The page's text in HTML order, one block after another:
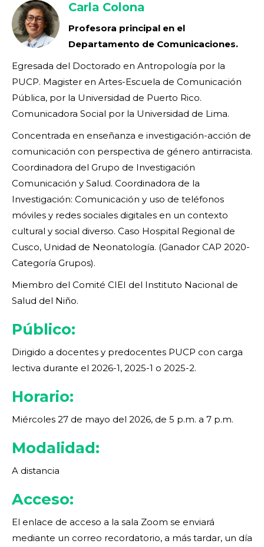
Carla Colona
Profesora principal en el
Departamento de Comunicaciones.
Egresada del Doctorado en Antropología por la
PUCP. Magister en Artes-Escuela de Comunicación
Pública, por la Universidad de Puerto Rico.
Comunicadora Social por la Universidad de Lima.
Concentrada en enseñanza e investigación-acción de
comunicación con perspectiva de género antirracista.
Coordinadora del Grupo de Investigación
Comunicación y Salud. Coordinadora de la
Investigación: Comunicación y uso de teléfonos
móviles y redes sociales digitales en un contexto
cultural y social diverso. Caso Hospital Regional de
Cusco, Unidad de Neonatología. (Ganador CAP 2020-
Categoría Grupos).
Miembro del Comité CIEI del Instituto Nacional de
Salud del Niño.
Público:
Dirigido a docentes y predocentes PUCP con carga
lectiva durante el 2026-1, 2025-1 o 2025-2.
Horario:
Miércoles 27 de mayo del 2026, de 5 p.m. a 7 p.m.
Modalidad:
A distancia
Acceso:
El enlace de acceso a la sala Zoom se enviará
mediante un correo recordatorio, a más tardar, un día